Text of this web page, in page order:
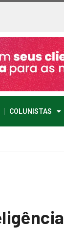
COLUNISTAS